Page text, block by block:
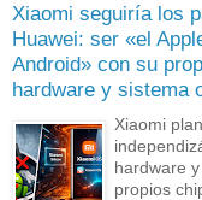
Xiaomi seguiría los
Huawei: ser «el
Android» con su
hardware y sistema
Xiaomi
hardware
propios